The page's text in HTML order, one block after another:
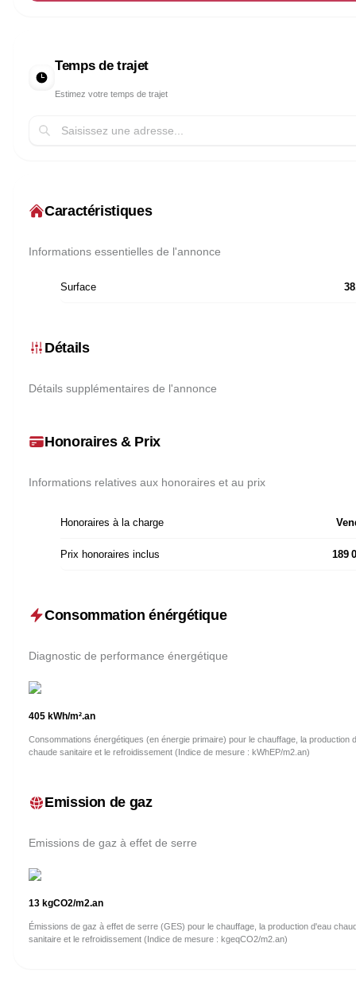
Temps de trajet
Estimez votre temps de trajet
Caractéristiques
Informations essentielles de l'annonce
Surface
Détails
Détails supplémentaires de l'annonce
Honoraires & Prix
Informations relatives aux honoraires et au prix
Honoraires à la charge
Prix honoraires inclus 189
Consommation énérgétique
Diagnostic de performance énergétique
405 kWh/m².an
Consommations énergétiques (en énergie primaire) pour le chauffage, la production
chaude sanitaire et le refroidissement (Indice de mesure : kWhEP/m2.an)
Emission de gaz
Emissions de gaz à effet de serre
13 kgCO2/m2.an
Émissions de gaz à effet de serre (GES) pour le chauffage, la production d'eau
sanitaire et le refroidissement (Indice de mesure : kgeqCO2/m2.an)